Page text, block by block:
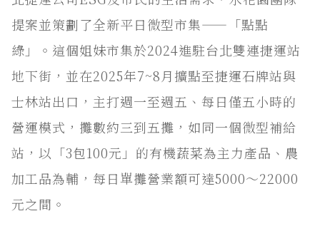
提案並策劃了全新平日微型市集——「點點
綠」。這個姐妹市集於2024進駐台北雙連捷運站
地下街，並在2025年7~8月擴點至捷運石牌站與
士林站出口，主打週一至週五、每日僅五小時的
營運模式，攤數約三到五攤，如同一個微型補給
站，以「3包100元」的有機蔬菜為主力產品、農
加工品為輔，每日單攤營業額可達5000～22000
元之間。